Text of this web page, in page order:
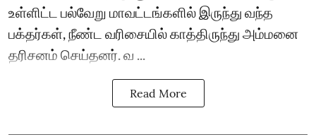
உள்ளிட்ட பல்வேறு மாவட்டங்களில் இருந்து வந்த
பக்தர்கள், நீண்ட வரிசையில் காத்திருந்து அம்மனை
தரிசனம் செய்தனர். வ ...
Read More